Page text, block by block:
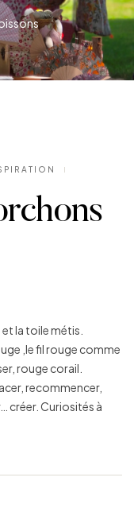
la toile métis.
,le fil rouge comme
rouge corail.
recommencer,
créer. Curiosités à